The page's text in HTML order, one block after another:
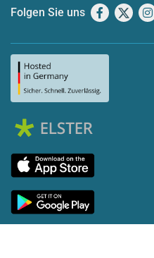
Folgen Sie uns Facebook
X